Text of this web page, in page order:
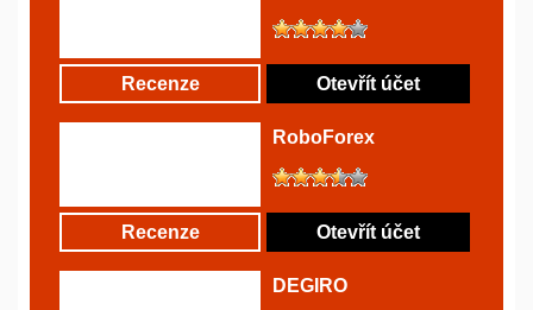
Recenze Otevřít účet
RoboForex
Recenze Otevřít účet
DEGIRO